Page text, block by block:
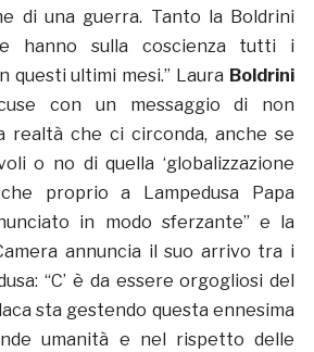
di una guerra. Tanto la Boldrini
hanno sulla coscienza tutti i
questi ultimi mesi.” Laura Boldrini
con un messaggio di non
realtà che ci circonda, anche se
o no di quella ‘globalizzazione
proprio a Lampedusa Papa
in modo sferzante” e la
annuncia il suo arrivo tra i
“C’ è da essere orgogliosi del
sta gestendo questa ennesima
umanità e nel rispetto delle